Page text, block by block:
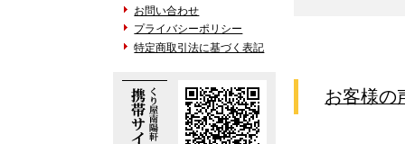
お問い合わせ
プライバシーポリシー
特定商取引法に基づく表記
お客様の